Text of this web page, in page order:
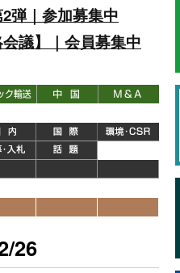
弾｜参加募集中
議】｜会員募集中
26